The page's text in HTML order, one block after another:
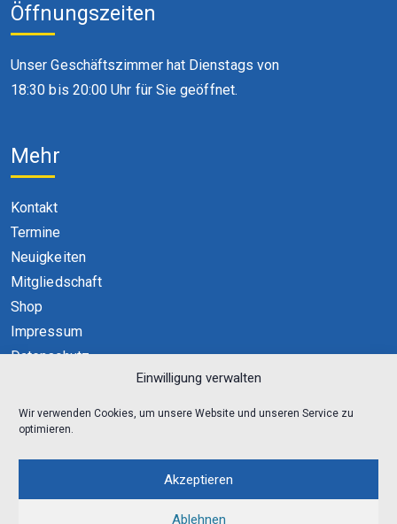
Einwilligung verwalten
Wir verwenden Cookies, um unsere Website und unseren Service zu
optimieren.
Akzeptieren
Ablehnen
Öffnungszeiten
Unser Geschäftszimmer hat Dienstags von
18:30 bis 20:00 Uhr für Sie geöffnet.
Mehr
Kontakt
Termine
Neuigkeiten
Mitgliedschaft
Shop
Impressum
Datenschutz
Cookie-Richtlinie (EU)